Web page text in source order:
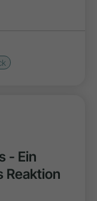
- Ein
Reaktion